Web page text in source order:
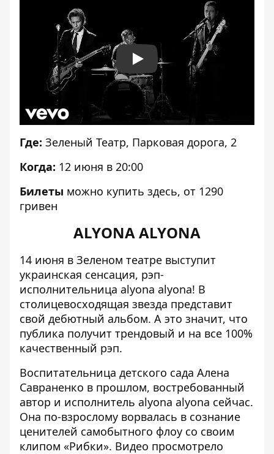
Play
Где: Зеленый Театр, Парковая дорога, 2
Когда: 12 июня в 20:00
Билеты можно купить здесь, от 1290
гривен
ALYONA ALYONA
14 июня в Зеленом театре выступит
украинская сенсация, рэп-
исполнительница alyona alyona! В
столицевосходящая звезда представит
свой дебютный альбом. А это значит, что
публика получит трендовый и на все 100%
качественный рэп.
Воспитательница детского сада Алена
Савраненко в прошлом, востребованный
автор и исполнитель alyona alyona сейчас.
Она по-взрослому ворвалась в сознание
ценителей самобытного флоу со своим
клипом «Рибки». Видео просмотрело